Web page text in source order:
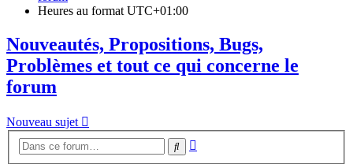
Heures au format UTC+01:00
Nouveautés, Propositions, Bugs,
Problèmes et tout ce qui concerne le
forum
Nouveau sujet
Rechercher